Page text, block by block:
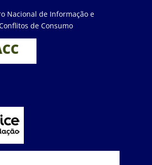
Nacional de Informação e
de Consumo